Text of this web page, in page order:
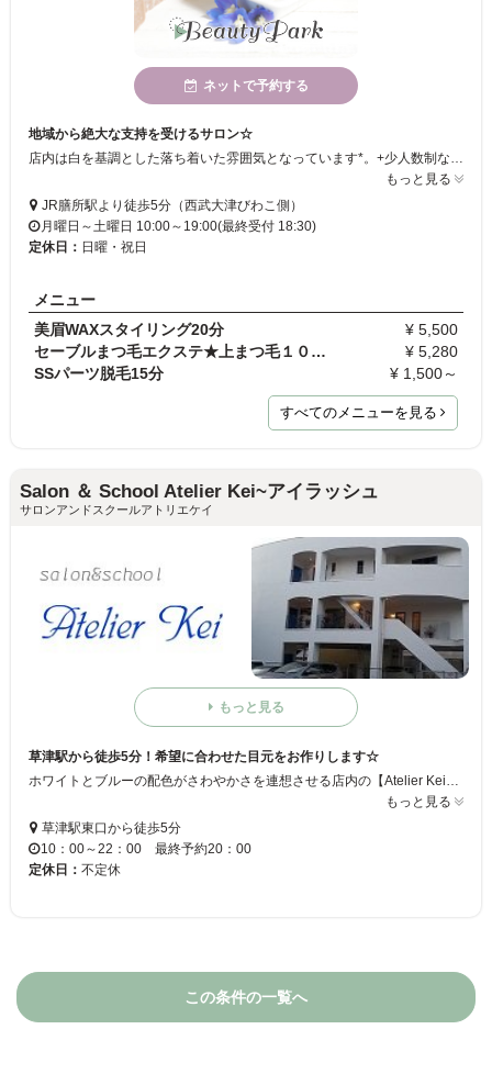
ネットで予約する
地域から絶大な支持を受けるサロン☆
もっと見る
JR膳所駅より徒歩5分（西武大津びわこ側）
月曜日～土曜日 10:00～19:00(最終受付 18:30)
定休日： 日曜・祝日
メニュー
美眉WAXスタイリング20分
¥ 5,500
セーブルまつ毛エクステ★上まつ毛１００本
¥ 5,280
SSパーツ脱毛15分
¥ 1,500～
すべてのメニューを見る
Salon ＆ School Atelier Kei~アイラッシュ
サロンアンドスクールアトリエケイ
もっと見る
草津駅から徒歩5分！希望に合わせた目元をお作りします☆
ホワイトとブルーの配色がさわやかさを連想させる店内の【Atelier Kei】は草津駅から徒歩5分♪お客様おひとりおひとりの希望を叶えるため、数多くのロットをご用意。まつげエクステの他にもまつげパーマもできるので、ひときわパッチリとした目になれます☆アイラッシュ以外にも、ネイルやエステなどのメニューも取り揃えております！【Atelier Kei】でトータルにキレイになりませんか？
もっと見る
草津駅東口から徒歩5分
10：00～22：00 最終予約20：00
定休日： 不定休
この条件の一覧へ